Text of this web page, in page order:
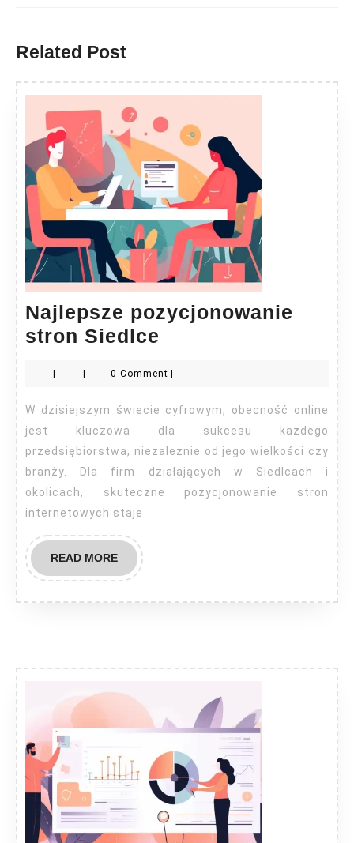
Related Post
Najlepsze pozycjonowanie
stron Siedlce
stron
Siedlce
0 Comment
W dzisiejszym świecie cyfrowym, obecność online
jest kluczowa dla sukcesu każdego
przedsiębiorstwa, niezależnie od jego wielkości czy
branży. Dla firm działających w Siedlcach i
okolicach, skuteczne pozycjonowanie stron
internetowych staje
READ MOREREAD
MORE